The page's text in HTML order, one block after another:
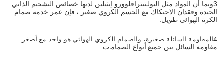
3وبما أن المواد مثل البوليتيترافلوورو إيثيلين لديها خصائص التشحيم الذاتي
الجيدة وفقدان الاحتكاك مع الجسم الكروي صغير ، فإن عمر خدمة صمام
الكرة الهوائي طويل.
4المقاومة السائلة صغيرة، والصمام الكروي الهوائي هو واحد مع أصغر
مقاومة السائل بين جميع أنواع الصمامات.